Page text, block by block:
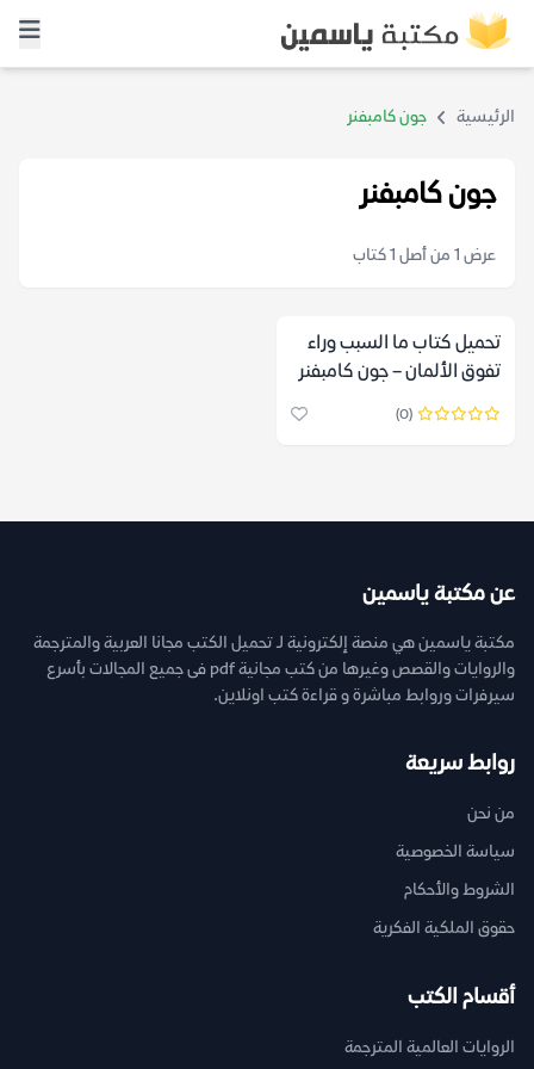
الرئيسية جون كامبفنر
جون كامبفنر
عرض 1 من أصل 1 كتاب
تحميل كتاب ما السبب وراء
تفوق الألمان – جون كامبفنر
(0)
عن مكتبة ياسمين
مكتبة ياسمين هي منصة إلكترونية لـ تحميل الكتب مجانا العربية والمترجمة
والروايات والقصص وغيرها من كتب مجانية pdf فى جميع المجالات بأسرع
سيرفرات وروابط مباشرة و قراءة كتب اونلاين.
روابط سريعة
من نحن
سياسة الخصوصية
الشروط والأحكام
حقوق الملكية الفكرية
أقسام الكتب
الروايات العالمية المترجمة